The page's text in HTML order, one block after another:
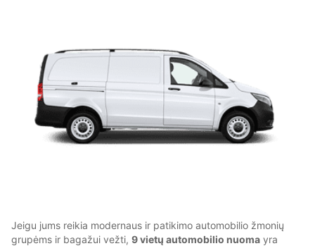
Jeigu jums reikia modernaus ir patikimo automobilio žmonių
grupėms ir bagažui vežti, 9 vietų automobilio nuoma yra